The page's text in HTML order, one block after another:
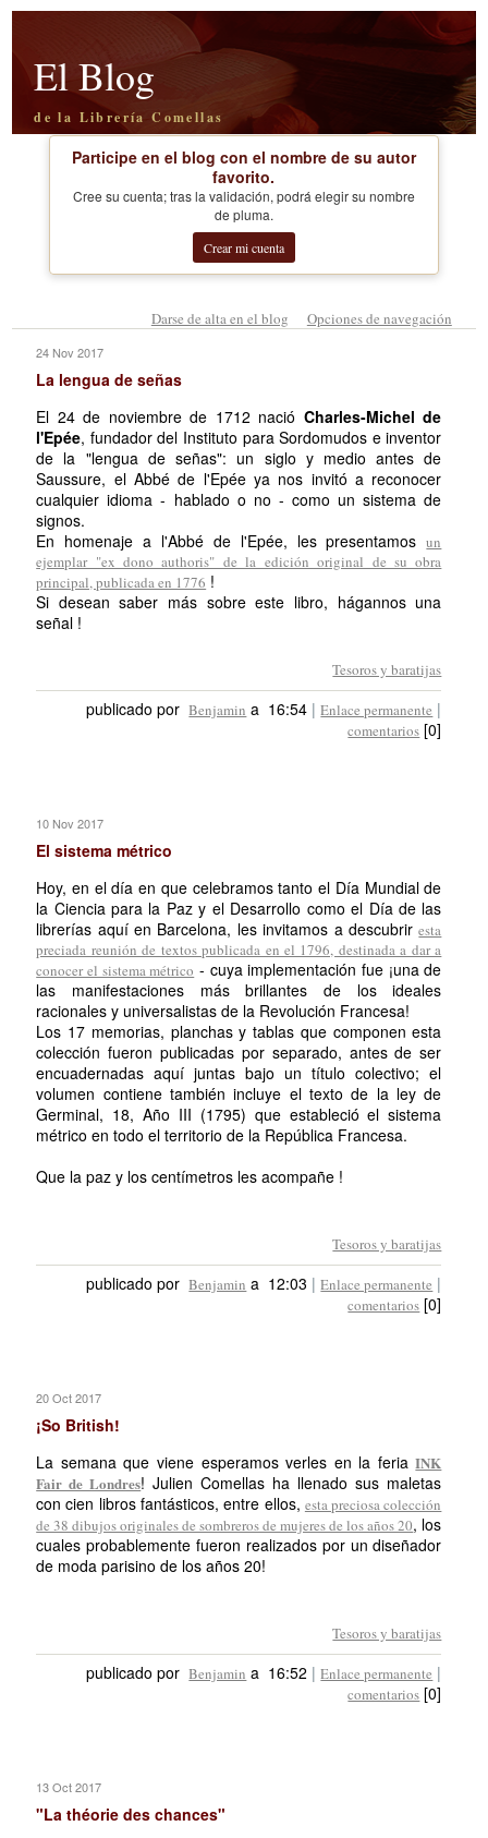
El Blog
de la Librería Comellas
Participe en el blog con el nombre de su autor
favorito.
Cree su cuenta; tras la validación, podrá elegir su nombre
de pluma.
Crear mi cuenta
Darse de alta en el blog Opciones de navegación
24 Nov 2017
La lengua de señas
El 24 de noviembre de 1712 nació Charles-Michel de
l'Epée, fundador del Instituto para Sordomudos e inventor
de la "lengua de señas": un siglo y medio antes de
Saussure, el Abbé de l'Epée ya nos invitó a reconocer
cualquier idioma - hablado o no - como un sistema de
signos.
En homenaje a l'Abbé de l'Epée, les presentamosun
ejemplar "ex dono authoris" de la edición original de su obra
principal, publicada en 1776 !
Si desean saber más sobre este libro, hágannos una
señal !
Tesoros y baratijas
publicado por Benjamin a 16:54 |Enlace permanente |
comentarios [0]
10 Nov 2017
El sistema métrico
Hoy, en el día en que celebramos tanto el Día Mundial de
la Ciencia para la Paz y el Desarrollo como el Día de las
librerías aquí en Barcelona, les invitamos a descubriresta
preciada reunión de textos publicada en el 1796, destinada a dar a
conocer el sistema métrico - cuya implementación fue ¡una de
las manifestaciones más brillantes de los ideales
racionales y universalistas de la Revolución Francesa!
Los 17 memorias, planchas y tablas que componen esta
colección fueron publicadas por separado, antes de ser
encuadernadas aquí juntas bajo un título colectivo; el
volumen contiene también incluye el texto de la ley de
Germinal, 18, Año III (1795) que estableció el sistema
métrico en todo el territorio de la República Francesa.
Que la paz y los centímetros les acompañe !
Tesoros y baratijas
publicado por Benjamin a 12:03 |Enlace permanente |
comentarios [0]
20 Oct 2017
¡So British!
La semana que viene esperamos verles en la feriaINK
Fair de Londres! Julien Comellas ha llenado sus maletas
con cien libros fantásticos, entre ellos, esta preciosa colección
de 38 dibujos originales de sombreros de mujeres de los años 20, los
cuales probablemente fueron realizados por un diseñador
de moda parisino de los años 20!
Tesoros y baratijas
publicado por Benjamin a 16:52 |Enlace permanente |
comentarios [0]
13 Oct 2017
"La théorie des chances"